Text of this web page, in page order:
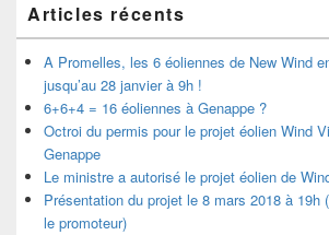
widget
pour
la
barre
latérale
Articles récents
A Promelles, les 6 éoliennes de New Wind
jusqu’au 28 janvier à 9h !
6+6+4 = 16 éoliennes à Genappe ?
Octroi du permis pour le projet éolien Wind
Genappe
Le ministre a autorisé le projet éolien de
Présentation du projet le 8 mars 2018 à 19h
le promoteur)